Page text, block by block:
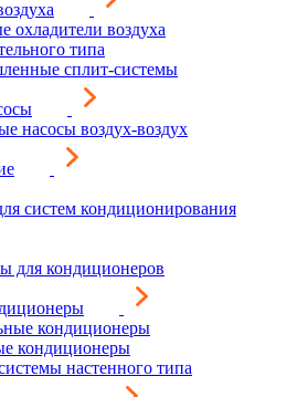
охладители воздуха
типа
сплит-системы
насосы воздух-воздух
систем кондиционирования
для кондиционеров
кондиционеры
кондиционеры
настенного типа